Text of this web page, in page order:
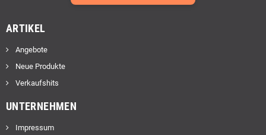
ARTIKEL
Angebote
Neue Produkte
Verkaufshits
UNTERNEHMEN
Impressum